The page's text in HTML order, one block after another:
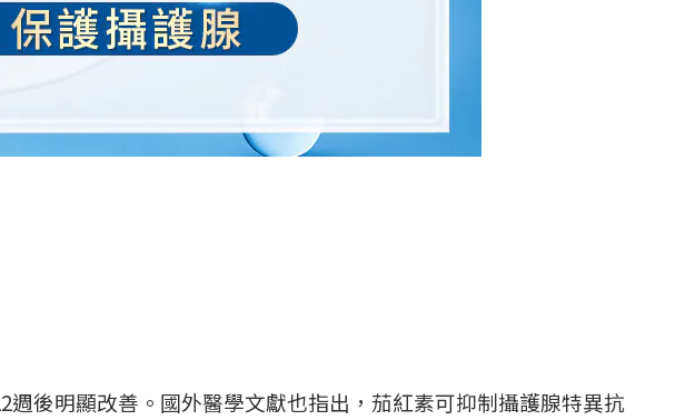
週後明顯改善。國外醫學文獻也指出，茄紅素可抑制攝護腺特異抗